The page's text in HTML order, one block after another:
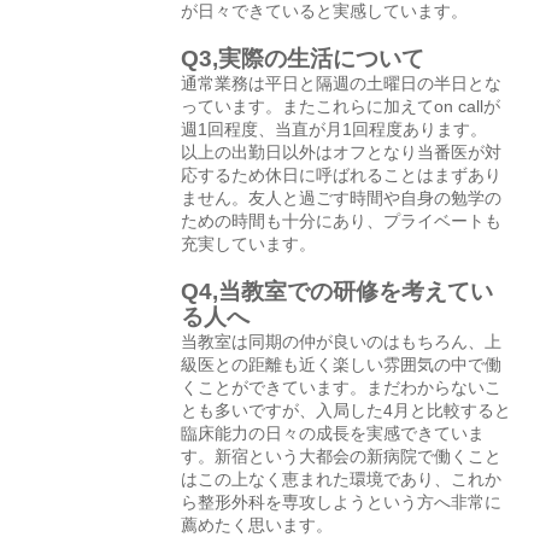
が日々できていると実感しています。
Q3,実際の生活について
通常業務は平日と隔週の土曜日の半日とな
っています。またこれらに加えてon callが
週1回程度、当直が月1回程度あります。
以上の出勤日以外はオフとなり当番医が対
応するため休日に呼ばれることはまずあり
ません。友人と過ごす時間や自身の勉学の
ための時間も十分にあり、プライベートも
充実しています。
Q4,当教室での研修を考えてい
る人へ
当教室は同期の仲が良いのはもちろん、上
級医との距離も近く楽しい雰囲気の中で働
くことができています。まだわからないこ
とも多いですが、入局した4月と比較すると
臨床能力の日々の成長を実感できていま
す。新宿という大都会の新病院で働くこと
はこの上なく恵まれた環境であり、これか
ら整形外科を専攻しようという方へ非常に
薦めたく思います。